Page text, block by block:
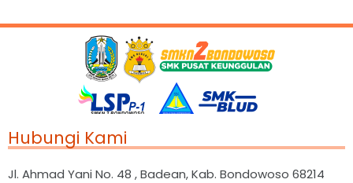
Hubungi Kami
Jl. Ahmad Yani No. 48 , Badean, Kab. Bondowoso 68214